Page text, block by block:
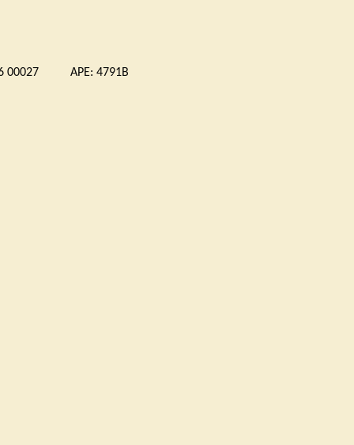
APE: 4791B